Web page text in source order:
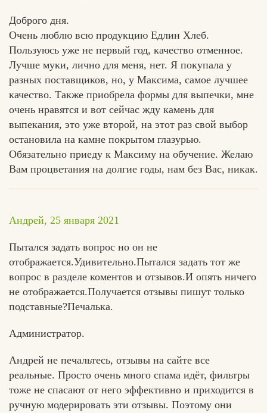
Доброго дня.
Очень люблю всю продукцию Едлин Хлеб.
Пользуюсь уже не первый год, качество отменное.
Лучше муки, лично для меня, нет. Я покупала у
разных поставщиков, но, у Максима, самое лучшее
качество. Также приобрела формы для выпечки, мне
очень нравятся и вот сейчас жду камень для
выпекания, это уже второй, на этот раз свой выбор
остановила на камне покрытом глазурью.
Обязательно приеду к Максиму на обучение. Желаю
Вам процветания на долгие годы, нам без Вас, никак.
Андрей, 25 января 2021
Пытался задать вопрос но он не
отображается.Удивительно.Пытался задать тот же
вопрос в разделе коментов и отзывов.И опять ничего
не отображается.Получается отзывы пишут только
подставные?Печалька.
Администратор.
Андрей не печальтесь, отзывы на сайте все
реальные. Просто очень много спама идёт, фильтры
тоже не спасают от него эффективно и приходится в
ручную модерировать эти отзывы. Поэтому они